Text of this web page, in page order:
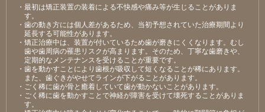
・最初は矯正装置の装着による不快感や痛み等が生じることがありま
す。
・歯の動き方には個人差があるため、当初予想されていた治療期間より
延長する可能性があります。
・矯正治療中は、装置が付いているため歯が磨きにくくなります。むし
歯や歯周病の罹患リスクが高まります。そのため、丁寧な歯磨きや、
定期的なメンテナンスを受けることが重要です。
・歯を動かすことにより歯根が吸収して短くなることが稀にあります。
また、歯ぐきがやせてラインが下がることがあります。
・ごく稀に歯が骨と癒着していて歯が動かないことがあります。
・ごく稀に歯を動かすことで神経が障害を受けて壊死することがありま
す。